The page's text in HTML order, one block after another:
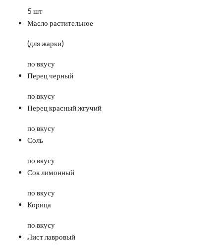
5 шт
Масло растительное
(для жарки)
по вкусу
Перец черный
по вкусу
Перец красный жгучий
по вкусу
Соль
по вкусу
Сок лимонный
по вкусу
Корица
по вкусу
Лист лавровый